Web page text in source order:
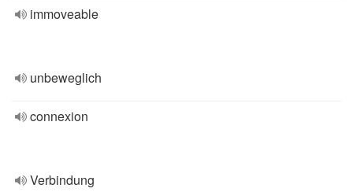
immoveable
unbeweglich
connexion
Verbindung